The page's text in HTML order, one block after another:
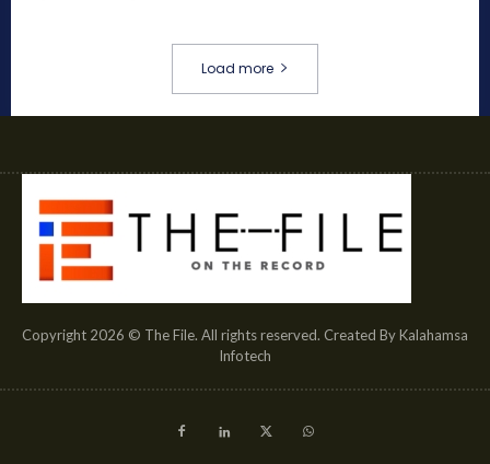
Load more
Copyright 2026 © The File. All rights reserved. Created By Kalahamsa
Infotech